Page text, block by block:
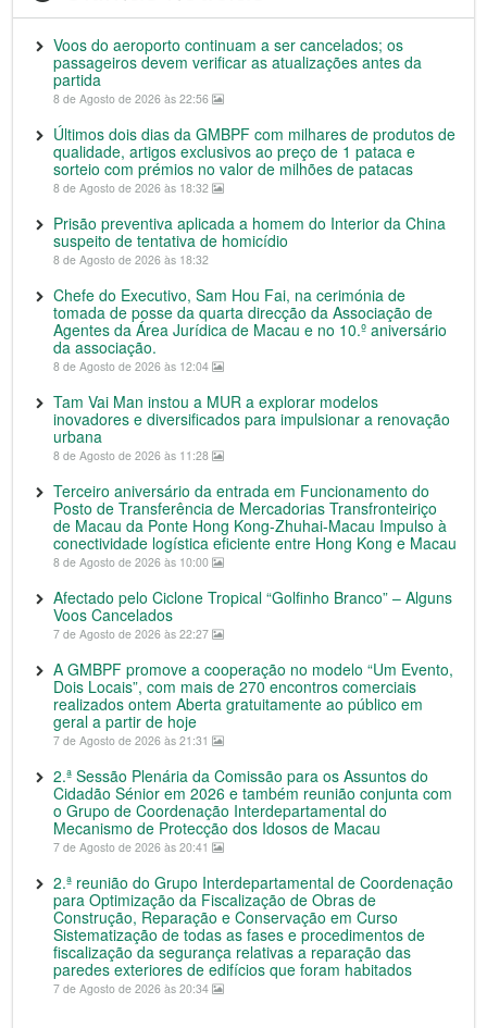
Voos do aeroporto continuam a ser cancelados; os
passageiros devem verificar as atualizações antes da
partida
8 de Agosto de 2026 às 22:56
Últimos dois dias da GMBPF com milhares de produtos de
qualidade, artigos exclusivos ao preço de 1 pataca e
sorteio com prémios no valor de milhões de patacas
8 de Agosto de 2026 às 18:32
Prisão preventiva aplicada a homem do Interior da China
suspeito de tentativa de homicídio
8 de Agosto de 2026 às 18:32
Chefe do Executivo, Sam Hou Fai, na cerimónia de
tomada de posse da quarta direcção da Associação de
Agentes da Área Jurídica de Macau e no 10.º aniversário
da associação.
8 de Agosto de 2026 às 12:04
Tam Vai Man instou a MUR a explorar modelos
inovadores e diversificados para impulsionar a renovação
urbana
8 de Agosto de 2026 às 11:28
Terceiro aniversário da entrada em Funcionamento do
Posto de Transferência de Mercadorias Transfronteiriço
de Macau da Ponte Hong Kong-Zhuhai-Macau Impulso à
conectividade logística eficiente entre Hong Kong e Macau
8 de Agosto de 2026 às 10:00
Afectado pelo Ciclone Tropical “Golfinho Branco” – Alguns
Voos Cancelados
7 de Agosto de 2026 às 22:27
A GMBPF promove a cooperação no modelo “Um Evento,
Dois Locais”, com mais de 270 encontros comerciais
realizados ontem Aberta gratuitamente ao público em
geral a partir de hoje
7 de Agosto de 2026 às 21:31
2.ª Sessão Plenária da Comissão para os Assuntos do
Cidadão Sénior em 2026 e também reunião conjunta com
o Grupo de Coordenação Interdepartamental do
Mecanismo de Protecção dos Idosos de Macau
7 de Agosto de 2026 às 20:41
2.ª reunião do Grupo Interdepartamental de Coordenação
para Optimização da Fiscalização de Obras de
Construção, Reparação e Conservação em Curso
Sistematização de todas as fases e procedimentos de
fiscalização da segurança relativas a reparação das
paredes exteriores de edifícios que foram habitados
7 de Agosto de 2026 às 20:34